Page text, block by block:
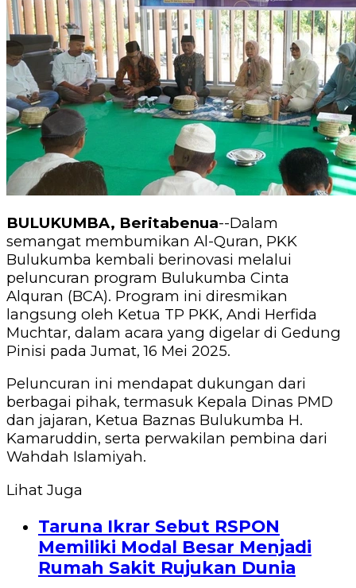
BULUKUMBA, Beritabenua--Dalam
semangat membumikan Al-Quran, PKK
Bulukumba kembali berinovasi melalui
peluncuran program Bulukumba Cinta
Alquran (BCA). Program ini diresmikan
langsung oleh Ketua TP PKK, Andi Herfida
Muchtar, dalam acara yang digelar di Gedung
Pinisi pada Jumat, 16 Mei 2025.
Peluncuran ini mendapat dukungan dari
berbagai pihak, termasuk Kepala Dinas PMD
dan jajaran, Ketua Baznas Bulukumba H.
Kamaruddin, serta perwakilan pembina dari
Wahdah Islamiyah.
Lihat Juga
Taruna Ikrar Sebut RSPON
Memiliki Modal Besar Menjadi
Rumah Sakit Rujukan Dunia